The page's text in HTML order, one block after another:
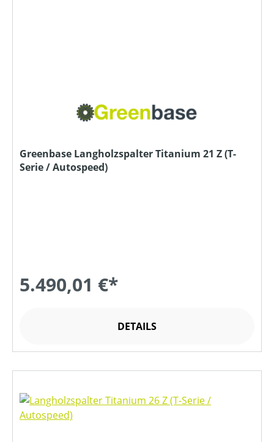
Greenbase Langholzspalter Titanium 21 Z (T-
Serie / Autospeed)
5.490,01 €*
DETAILS